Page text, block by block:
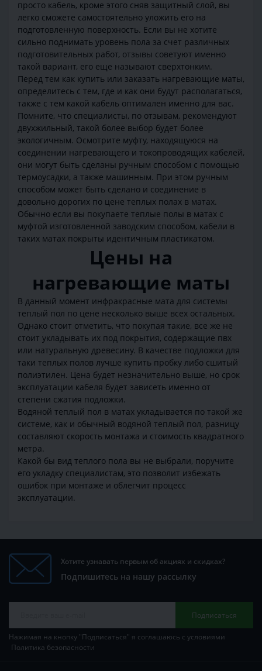
просто кабель, кроме этого сняв защитный слой, вы
легко сможете самостоятельно уложить его на
подготовленную поверхность. Если вы не хотите
сильно поднимать уровень пола за счет различных
подготовительных работ, отзывы советуют именно
такой вариант, его еще называют сверхтонким.
Перед тем как купить или заказать нагревающие маты,
определитесь с тем, где и как они будут располагаться,
также с тем какой кабель оптимален именно для вас.
Помните, что специалисты, по отзывам, рекомендуют
двухжильный, такой более выбор будет более
экологичным. Осмотрите муфту, находящуюся на
соединении нагревающего и токопроводящих кабелей,
они могут быть сделаны ручным способом с помощью
термоусадки, а также машинным. При этом ручным
способом может быть сделано и соединение в
довольно дорогих по цене теплых полах в матах.
Обычно если вы покупаете теплые полы в матах с
муфтой изготовленной заводским способом, кабели в
таких матах покрыты идентичным пластикатом.
Цены на
нагревающие маты
В данный момент инфракрасные мата для системы
теплый пол по цене несколько выше всех остальных.
Однако стоит отметить, что покупая такие, все же не
стоит укладывать их под покрытия, содержащие пвх
или натуральную древесину. В качестве подложки для
таки теплых полов лучше купить пробку либо сшитый
полиэтилен. Цена будет незначительно выше, но срок
эксплуатации кабеля будет зависеть именно от
степени сжатия подложки.
Водяной теплый пол в матах укладывается по такой же
системе, как и обычный водяной теплый пол, разницу
составляют скорость монтажа и стоимость квадратного
метра.
Какой бы вид теплого пола вы не выбрали, поручите
его укладку специалистам, это позволит избежать
ошибок при монтаже и облегчит процесс
эксплуатации.
Хотите узнавать первым об акциях и скидках?
Подпишитесь на нашу рассылку
Подписаться
Нажимая на кнопку "Подписаться" я соглашаюсь с условиями
Политика безопасности